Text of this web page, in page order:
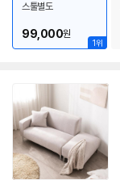
1위
스툴별도
99,000원